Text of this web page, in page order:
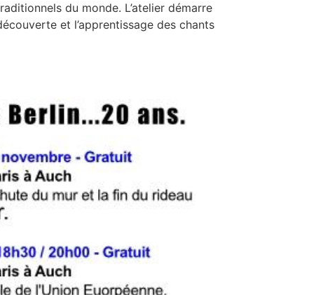
du monde. L’atelier démarre
et l’apprentissage des chants